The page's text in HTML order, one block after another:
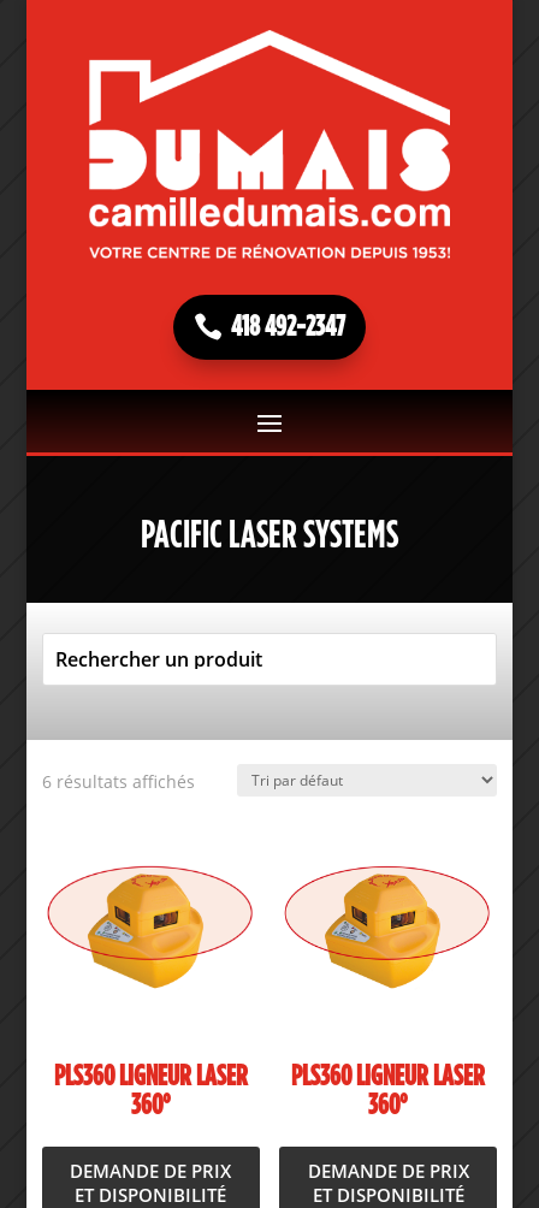
418 492-2347
PACIFIC LASER SYSTEMS
6 résultats affichés
PLS360 LIGNEUR LASER
360°
DEMANDE DE PRIX
ET DISPONIBILITÉ
PLS360 LIGNEUR LASER
360°
DEMANDE DE PRIX
ET DISPONIBILITÉ